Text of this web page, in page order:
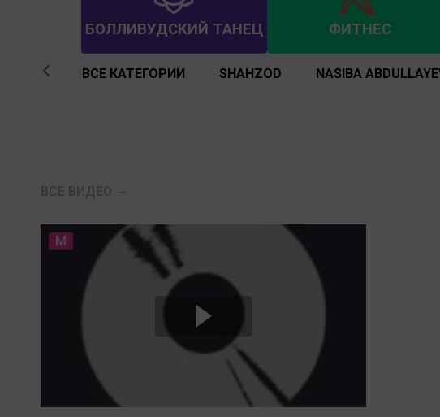
БОЛЛИВУДСКИЙ ТАНЕЦ ФИТНЕС
ВСЕ КАТЕГОРИИ SHAHZOD NASIBA
ВСЕ ВИДЕО
M